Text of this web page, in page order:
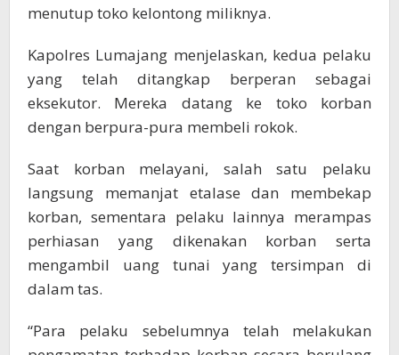
menutup toko kelontong miliknya.
Kapolres Lumajang menjelaskan, kedua pelaku
yang telah ditangkap berperan sebagai
eksekutor. Mereka datang ke toko korban
dengan berpura-pura membeli rokok.
Saat korban melayani, salah satu pelaku
langsung memanjat etalase dan membekap
korban, sementara pelaku lainnya merampas
perhiasan yang dikenakan korban serta
mengambil uang tunai yang tersimpan di
dalam tas.
“Para pelaku sebelumnya telah melakukan